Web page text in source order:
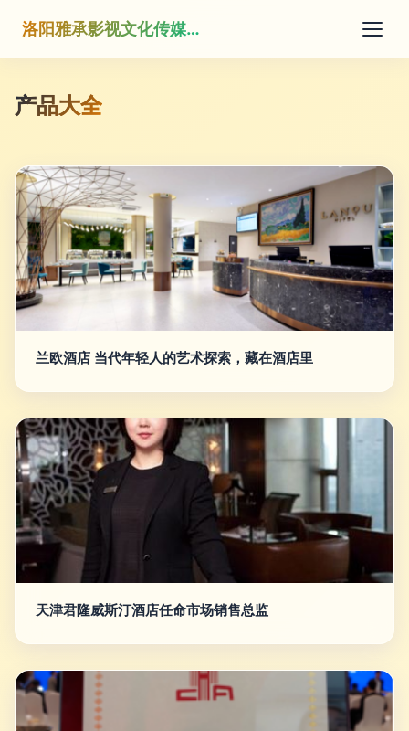
洛阳雅承影视文化传媒有限公司
产品大全
兰欧酒店 当代年轻人的艺术探索，藏在酒店里
天津君隆威斯汀酒店任命市场销售总监